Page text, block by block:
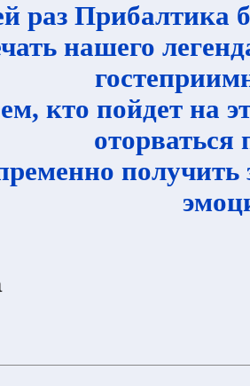
раз Прибалтика
нашего
кто пойдет на
оторваться